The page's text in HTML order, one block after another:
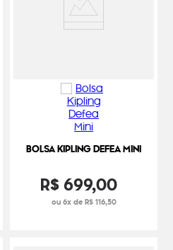
BOLSA KIPLING DEFEA MINI
R$ 699,00
ou 6x de R$ 116,50